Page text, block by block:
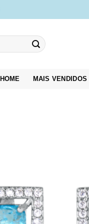
HOME MAIS VENDIDOS